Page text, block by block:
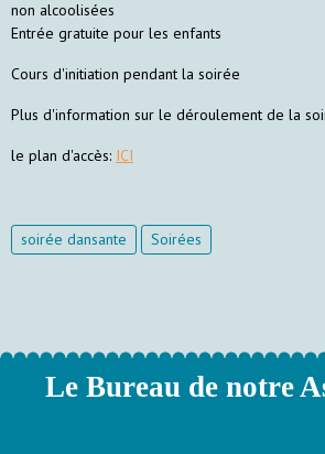
non alcoolisées
Entrée gratuite pour les enfants
Cours d'initiation pendant la soirée
Plus d'information sur le déroulement de la
le plan d'accès: ICI
soirée dansante Soirées
Le Bureau de notre